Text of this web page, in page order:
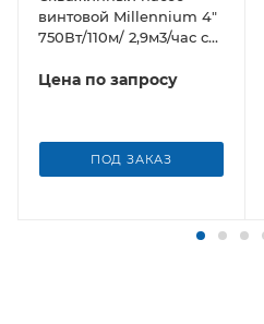
винтовой Millennium 4"
750Вт/110м/ 2,9м3/час с
корпусом
Цена по запросу
ПОД ЗАКАЗ